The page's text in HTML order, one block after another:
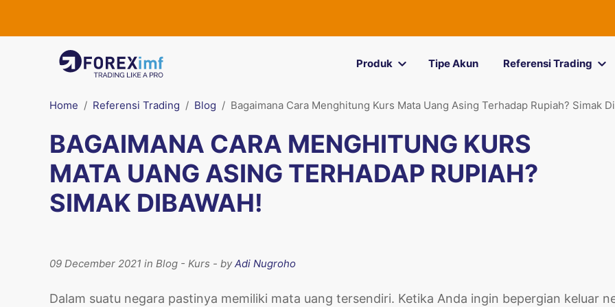
Produk Tipe Akun Referensi Trading
Home Referensi Trading Blog Bagaimana Cara Menghitung Kurs Mata Uang Asing Terhadap Rupiah? Simak
BAGAIMANA CARA MENGHITUNG KURS
MATA UANG ASING TERHADAP RUPIAH?
SIMAK DIBAWAH!
09 December 2021 in Blog - Kurs - byAdi Nugroho
Dalam suatu negara pastinya memiliki mata uang tersendiri. Ketika Anda ingin bepergian keluar